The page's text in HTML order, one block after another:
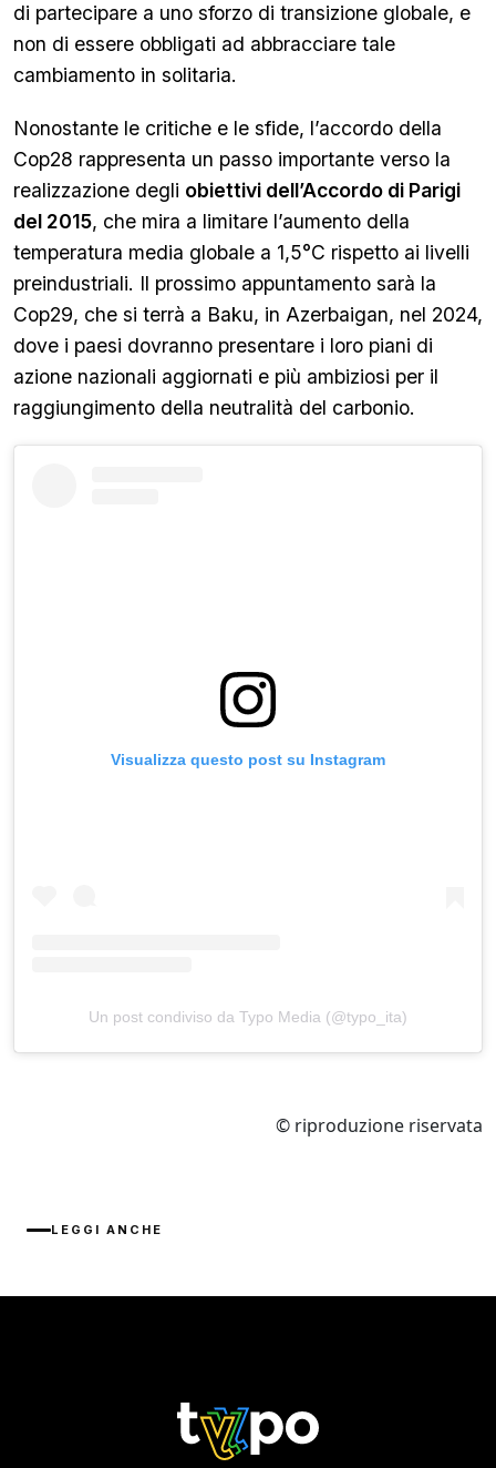
di partecipare a uno sforzo di transizione globale, e
non di essere obbligati ad abbracciare tale
cambiamento in solitaria.
Nonostante le critiche e le sfide, l’accordo della
Cop28 rappresenta un passo importante verso la
realizzazione degli obiettivi dell’Accordo di Parigi
del 2015, che mira a limitare l’aumento della
temperatura media globale a 1,5°C rispetto ai livelli
preindustriali. Il prossimo appuntamento sarà la
Cop29, che si terrà a Baku, in Azerbaigan, nel 2024,
dove i paesi dovranno presentare i loro piani di
azione nazionali aggiornati e più ambiziosi per il
raggiungimento della neutralità del carbonio.
Visualizza questo post su Instagram
Un post condiviso da Typo Media (@typo_ita)
© riproduzione riservata
LEGGI ANCHE